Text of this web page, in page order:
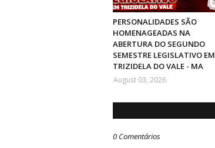
PERSONALIDADES SÃO
HOMENAGEADAS NA
ABERTURA DO SEGUNDO
SEMESTRE LEGISLATIVO EM
TRIZIDELA DO VALE - MA
August 03, 2026
0 Comentários